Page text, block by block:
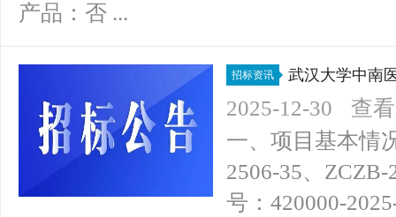
产品：否 ...
招标资讯
武汉大学中南
标公告
2025-12-30
查
一、项目基本情
2506-35、
号：420000-